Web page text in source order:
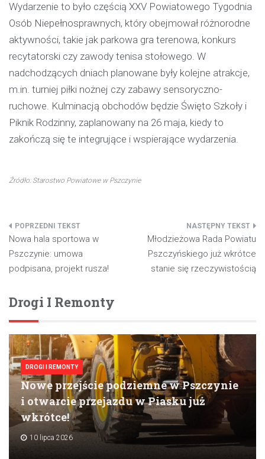
Wydarzenie to było częścią XXV Powiatowego Tygodnia
Osób Niepełnosprawnych, który obejmował różnorodne
aktywności, takie jak parkowa gra terenowa, konkurs
recytatorski czy zawody tenisa stołowego. W
nadchodzących dniach planowane były kolejne atrakcje,
m.in. turniej piłki nożnej czy zabawy sensoryczno-
ruchowe. Kulminacją obchodów będzie Święto Szkoły i
Piknik Rodzinny, zaplanowany na 26 maja, kiedy to
zakończą się te integrujące i wspierające wydarzenia.
Źródło: Starostwo Powiatowe w Pszczynie
Nawigacja
wpisu
Nowa hala sportowa w
Pszczynie: umowa
podpisana, projekt rusza!
Młodzieżowa Rada Powiatu
Pszczyńskiego już wkrótce
stanie się rzeczywistością
Drogi I Remonty
DROGI I REMONTY
Nowe przejście podziemne w Pszczynie
i otwarcie przejazdu w Piasku już
wkrótce!
10 lipca 2026